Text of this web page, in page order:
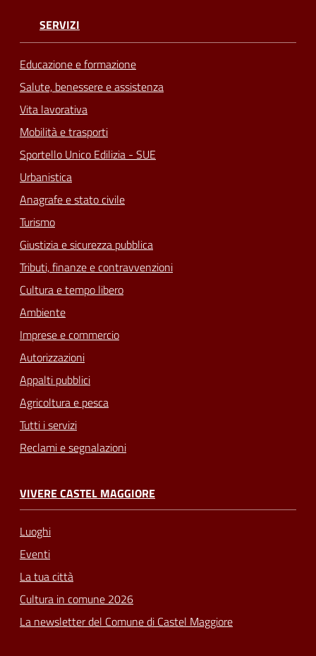
SERVIZI
Educazione e formazione
Salute, benessere e assistenza
Vita lavorativa
Mobilità e trasporti
Sportello Unico Edilizia - SUE
Urbanistica
Anagrafe e stato civile
Turismo
Giustizia e sicurezza pubblica
Tributi, finanze e contravvenzioni
Cultura e tempo libero
Ambiente
Imprese e commercio
Autorizzazioni
Appalti pubblici
Agricoltura e pesca
Tutti i servizi
Reclami e segnalazioni
VIVERE CASTEL MAGGIORE
Luoghi
Eventi
La tua città
Cultura in comune 2026
La newsletter del Comune di Castel Maggiore